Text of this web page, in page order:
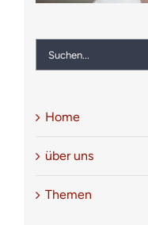
Suche
nach:
Home
über uns
Themen